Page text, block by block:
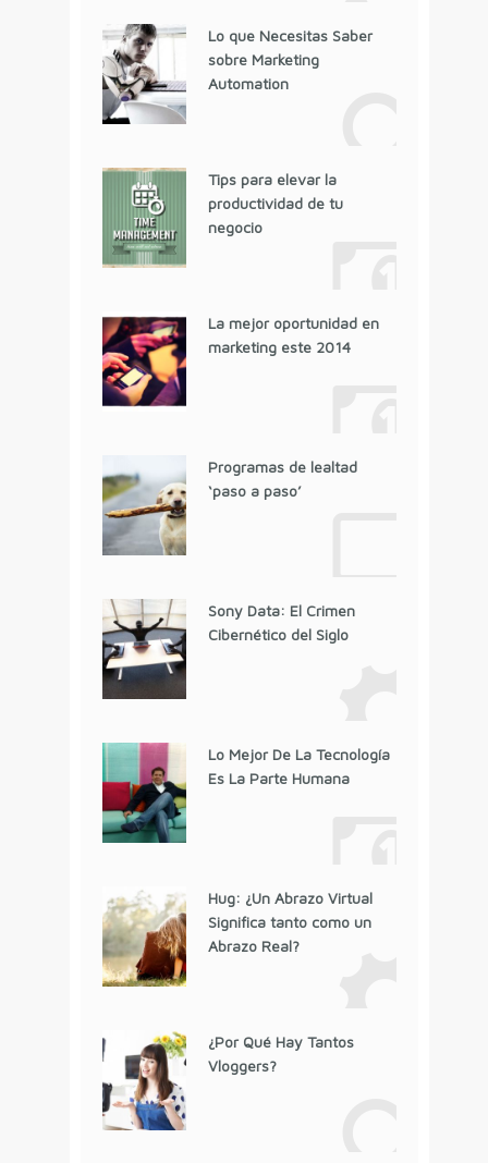
Lo que Necesitas Saber
sobre Marketing
Automation
Tips para elevar la
productividad de tu
negocio
La mejor oportunidad en
marketing este 2014
Programas de lealtad
‘paso a paso’
Sony Data: El Crimen
Cibernético del Siglo
Lo Mejor De La Tecnología
Es La Parte Humana
Hug: ¿Un Abrazo Virtual
Significa tanto como un
Abrazo Real?
¿Por Qué Hay Tantos
Vloggers?